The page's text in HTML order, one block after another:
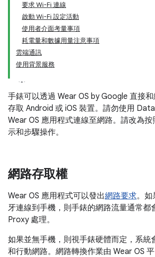
要求 Wi-Fi 連線
啟動 Wi-Fi 設定活動
使用者介面考量事項
耗電量和數據用量注意事項
雲端通訊
使用背景服務
手錶可以透過 Wear OS by Google 直接
存取 Android 或 iOS 裝置。請勿使用
Wear OS 應用程式連線至網路。請改為
示和步驟操作。
網路存取權
Wear OS 應用程式可以發出網路要求。如
牙連線到手機，則手錶的網路流量通常都
Proxy 處理。
如果並無手機，則視手錶硬體而定，系統
和行動網路。網路轉換作業由 Wear OS 平